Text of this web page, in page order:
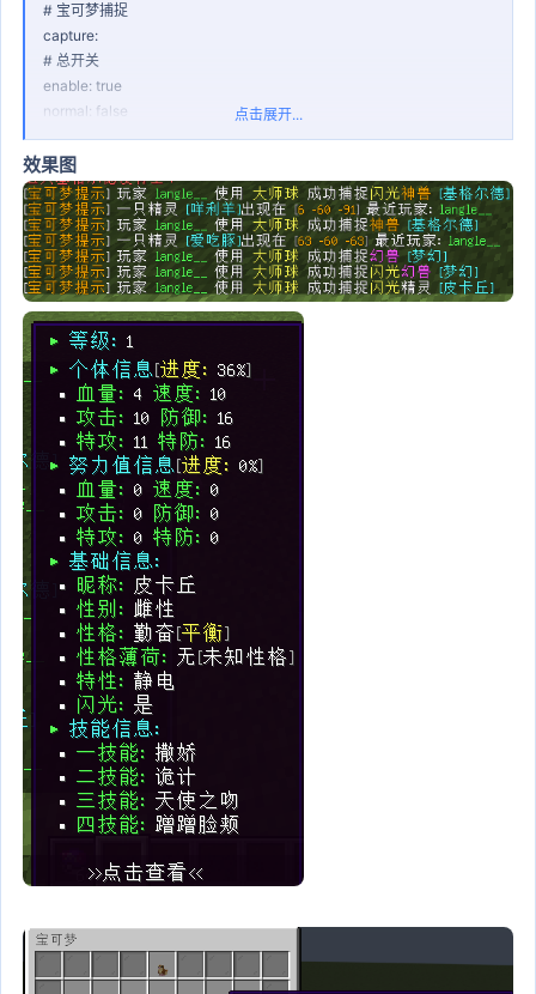
# 宝可梦捕捉
capture:
# 总开关
enable: true
normal: false
# 提示的最低个体值 当前为0 如果宝可梦个体值存在1V以上就提示
iv_normal: 0
shiny_normal: true
iv_shiny_normal: 0
mythical: true
iv_mythical: 0
shiny_mythical: true
iv_shiny_mythical: 0
ultra_beast: true
iv_ultra_beast: 0
shiny_ultra_beast: true
iv_shiny_ultra_beast: 0
legendary: true
iv_legendary: 0
shiny_legendary: true
iv_shiny_legendary: 0
paradox: true
iv_paradox: 0
shiny_paradox: true
iv_shiny_paradox: 0
message: "[§6宝可梦提示§f] 玩家 §a{player} §f使用 §e{poke_ball} §f
成功捕捉{type} %pokemon% "
list:
# "宝可梦//类型名称//个体值"
- "百变怪//§a特殊//0"
# 宝可梦生成
spawn:
# 总开关
enable: true
normal: false
iv_normal: 0
iv_shiny_normal: 0
点击展开...
效果图